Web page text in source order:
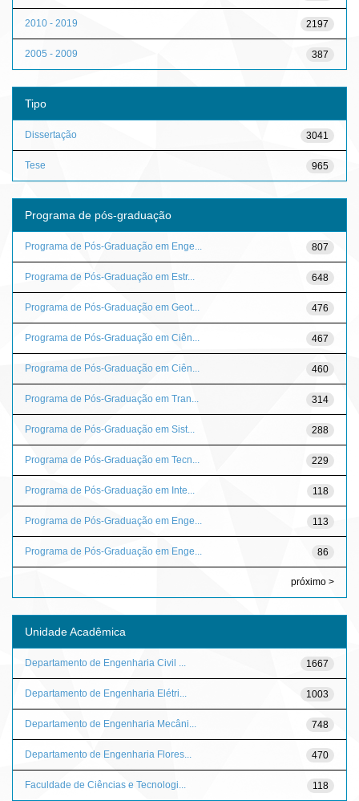
2197
2010 - 2019
387
2005 - 2009
Tipo
3041
Dissertação
965
Tese
Programa de pós-graduação
807
Programa de Pós-Graduação em Enge...
648
Programa de Pós-Graduação em Estr...
476
Programa de Pós-Graduação em Geot...
467
Programa de Pós-Graduação em Ciên...
460
Programa de Pós-Graduação em Ciên...
314
Programa de Pós-Graduação em Tran...
288
Programa de Pós-Graduação em Sist...
229
Programa de Pós-Graduação em Tecn...
118
Programa de Pós-Graduação em Inte...
113
Programa de Pós-Graduação em Enge...
86
Programa de Pós-Graduação em Enge...
próximo >
Unidade Acadêmica
1667
Departamento de Engenharia Civil ...
1003
Departamento de Engenharia Elétri...
748
Departamento de Engenharia Mecâni...
470
Departamento de Engenharia Flores...
118
Faculdade de Ciências e Tecnologi...